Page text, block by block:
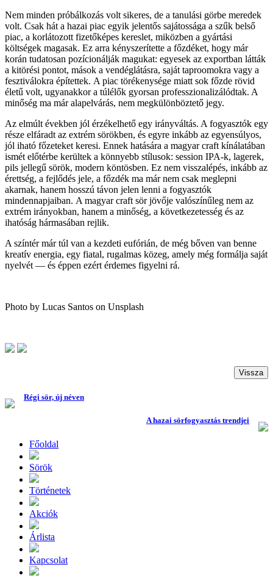
Nem minden próbálkozás volt sikeres, de a tanulási görbe meredek
volt. Csak hát a hazai piac egyik jelentős sajátossága a szűk belső
piac, a korlátozott fizetőképes kereslet, miközben a gyártási
költségek magasak. Ez arra kényszerítette a főzdéket, hogy már
korán tudatosan pozícionálják magukat: egyesek az exportban látták
a kitörési pontot, mások a vendéglátásra, saját taproomokra vagy a
fesztiválokra építettek. A piac törékenysége miatt sok főzde rövid
életű volt, ugyanakkor a túlélők gyorsan professzionalizálódtak. A
minőség ma már alapelvárás, nem megkülönböztető jegy.
Az elmúlt években jól érzékelhető egy irányváltás. A fogyasztók egy
része elfáradt az extrém sörökben, és egyre inkább az egyensúlyos,
jól iható főzeteket keresi. Ennek hatására a magyar craft kínálatában
ismét előtérbe kerültek a könnyebb stílusok: session IPA-k, lagerek,
pils jellegű sörök, modern köntösben. Ez nem visszalépés, inkább az
érettség, a fejlődés jele, a főzdék ma már nem csak meglepni
akarnak, hanem hosszú távon jelen lenni a fogyasztók
mindennapjaiban. A magyar craft sör jövője valószínűleg nem az
extrém irányokban, hanem a minőség, a következetesség és az
ihatóság hármasában rejlik.
A színtér már túl van a kezdeti eufórián, de még bőven van benne
kreatív energia, egy fiatal, rugalmas közeg, amely még formálja saját
nyelvét — és éppen ezért érdemes figyelni rá.
Photo by Lucas Santos on Unsplash
Vissza
Régi sör, új néven
A hazai sörfogyasztás trendjei
Főoldal
Sörök
Történetek
Akciók
Árlista
Kapcsolat